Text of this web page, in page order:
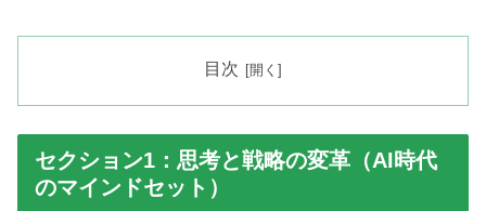
目次
セクション1：思考と戦略の変革（AI時代
のマインドセット）